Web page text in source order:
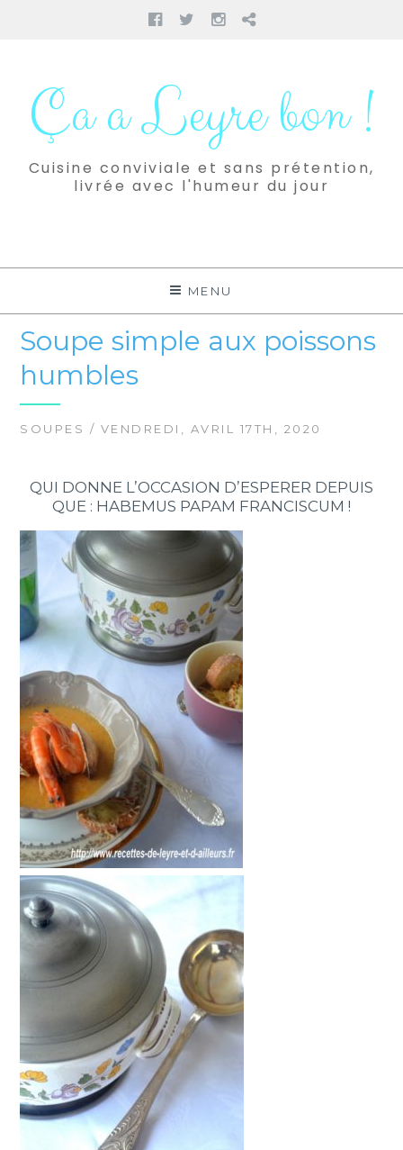
Facebook
TwitterInstagram
Pinterest
contenuÇa a Leyre bon !
Cuisine conviviale et sans prétention,
livrée avec l'humeur du jour
MENU
Soupe simple aux poissons
humbles
SOUPES / VENDREDI, AVRIL 17TH, 2020
QUI DONNE L’OCCASION D’ESPERER DEPUIS
QUE : HABEMUS PAPAM FRANCISCUM !